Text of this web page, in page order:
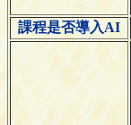
課程是否導入AI